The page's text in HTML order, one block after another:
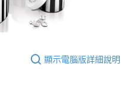
顯示電腦版詳細說明